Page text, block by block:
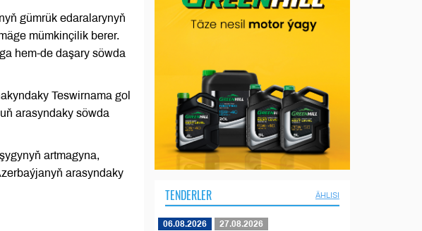
gümrük edaralarynyň
mümkinçilik berer.
hem-de daşary söwda
Teswirnama gol
arasyndaky söwda
artmagyna,
arasyndaky
TENDERLER ÄHLISI
06.08.2026 27.08.2026